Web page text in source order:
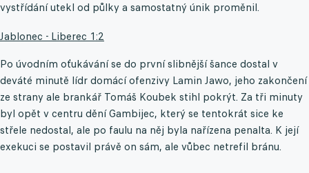
vystřídání utekl od půlky a samostatný únik proměnil.
Jablonec - Liberec 1:2
Po úvodním oťukávání se do první slibnější šance dostal v
deváté minutě lídr domácí ofenzivy Lamin Jawo, jeho zakončení
ze strany ale brankář Tomáš Koubek stihl pokrýt. Za tři minuty
byl opět v centru dění Gambijec, který se tentokrát sice ke
střele nedostal, ale po faulu na něj byla nařízena penalta. K její
exekuci se postavil právě on sám, ale vůbec netrefil bránu.